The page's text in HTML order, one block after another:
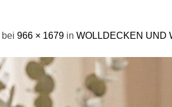
bei 966 × 1679 in WOLLDECKEN UND